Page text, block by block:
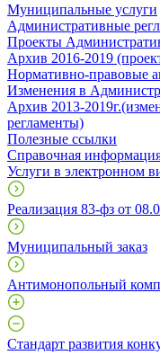
Муниципальные услуги
Административные
Проекты
Архив 2016-2019
Нормативно-правовые
Изменения в
Архив 2013-
регламенты)
Полезные ссылки
Справочная
Услуги в электронном
Реализация 83-фз от
Муниципальный заказ
Антимонопольный
Стандарт развития